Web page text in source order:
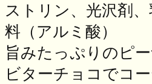
ストリン、光沢剤
料（アルミ酸）
旨みたっぷりのピ
ビターチョコでコ